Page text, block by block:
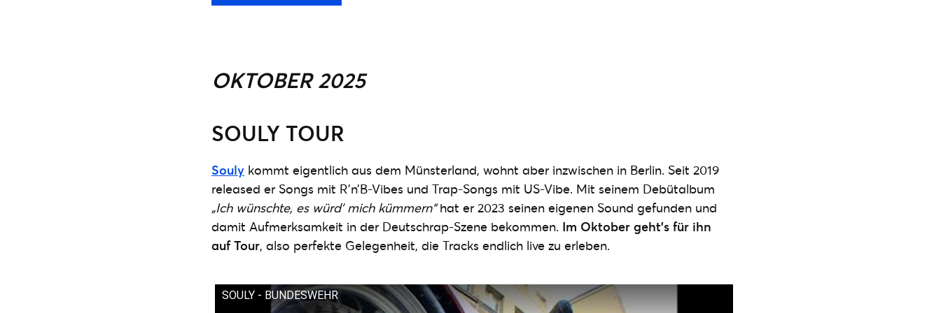
OKTOBER 2025
SOULY TOUR
Souly kommt eigentlich aus dem Münsterland, wohnt aber inzwischen in Berlin. Seit 2019
released er Songs mit R’n’B-Vibes und Trap-Songs mit US-Vibe. Mit seinem Debütalbum
„Ich wünschte, es würd’ mich kümmern“hat er 2023 seinen eigenen Sound gefunden und
damit Aufmerksamkeit in der Deutschrap-Szene bekommen. Im Oktober geht’s für ihn
auf Tour, also perfekte Gelegenheit, die Tracks endlich live zu erleben.
SOULY - BUNDESWEHR